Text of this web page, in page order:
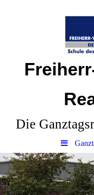
Die